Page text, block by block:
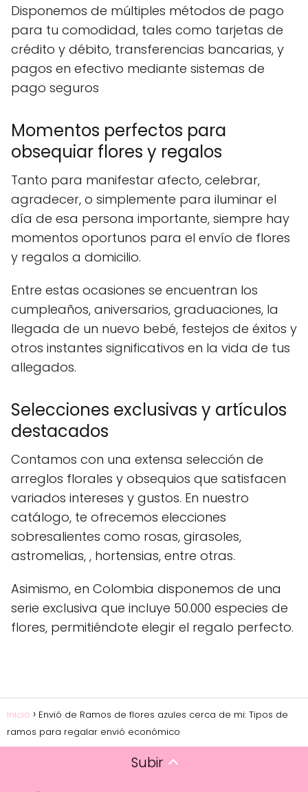
Disponemos de múltiples métodos de pago
para tu comodidad, tales como tarjetas de
crédito y débito, transferencias bancarias, y
pagos en efectivo mediante sistemas de
pago seguros
Momentos perfectos para
obsequiar flores y regalos
Tanto para manifestar afecto, celebrar,
agradecer, o simplemente para iluminar el
día de esa persona importante, siempre hay
momentos oportunos para el envío de flores
y regalos a domicilio.
Entre estas ocasiones se encuentran los
cumpleaños, aniversarios, graduaciones, la
llegada de un nuevo bebé, festejos de éxitos y
otros instantes significativos en la vida de tus
allegados.
Selecciones exclusivas y artículos
destacados
Contamos con una extensa selección de
arreglos florales y obsequios que satisfacen
variados intereses y gustos. En nuestro
catálogo, te ofrecemos elecciones
sobresalientes como rosas, girasoles,
astromelias, , hortensias, entre otras.
Asimismo, en Colombia disponemos de una
serie exclusiva que incluye 50.000 especies de
flores, permitiéndote elegir el regalo perfecto.
Inicio
Envió de Ramos de flores azules cerca de mi: Tipos de
ramos para regalar envió económico
Subir